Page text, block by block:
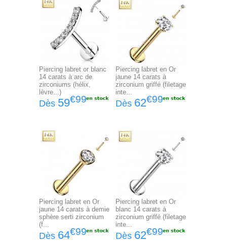
Piercing labret or blanc
14 carats à arc de
zirconiums (hélix,
lèvre...)
Dès 59€99
Piercing labret en Or
jaune 14 carats à
zirconium griffé (filetage
inte...
Dès 62€99
Piercing labret en Or
jaune 14 carats à demie
sphère serti zirconium
(f...
Dès 64€99
Piercing labret en Or
blanc 14 carats à
zirconium griffé (filetage
inte...
Dès 62€99